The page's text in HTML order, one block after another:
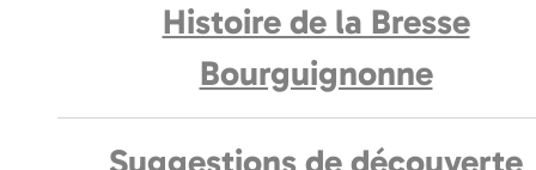
Histoire de la Bresse
Bourguignonne
Suggestions de découverte